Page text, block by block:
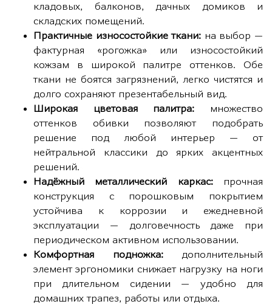
кладовых, балконов, дачных домиков и
складских помещений.
Практичные износостойкие ткани: на выбор —
фактурная «рогожка» или износостойкий
кожзам в широкой палитре оттенков. Обе
ткани не боятся загрязнений, легко чистятся и
долго сохраняют презентабельный вид.
Широкая цветовая палитра: множество
оттенков обивки позволяют подобрать
решение под любой интерьер — от
нейтральной классики до ярких акцентных
решений.
Надёжный металлический каркас:прочная
конструкция с порошковым покрытием
устойчива к коррозии и ежедневной
эксплуатации — долговечность даже при
периодическом активном использовании.
Комфортная подножка:дополнительный
элемент эргономики снижает нагрузку на ноги
при длительном сидении — удобно для
домашних трапез, работы или отдыха.